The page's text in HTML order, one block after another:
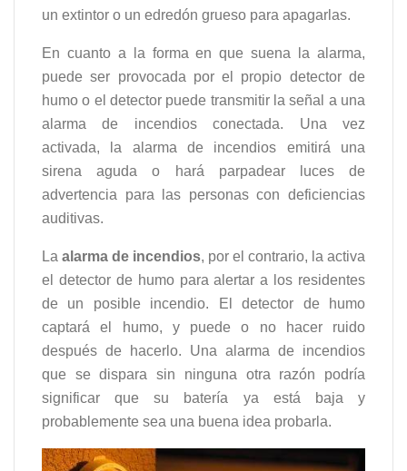
un extintor o un edredón grueso para apagarlas.
En cuanto a la forma en que suena la alarma,
puede ser provocada por el propio detector de
humo o el detector puede transmitir la señal a una
alarma de incendios conectada. Una vez
activada, la alarma de incendios emitirá una
sirena aguda o hará parpadear luces de
advertencia para las personas con deficiencias
auditivas.
La alarma de incendios, por el contrario, la activa
el detector de humo para alertar a los residentes
de un posible incendio. El detector de humo
captará el humo, y puede o no hacer ruido
después de hacerlo. Una alarma de incendios
que se dispara sin ninguna otra razón podría
significar que su batería ya está baja y
probablemente sea una buena idea probarla.